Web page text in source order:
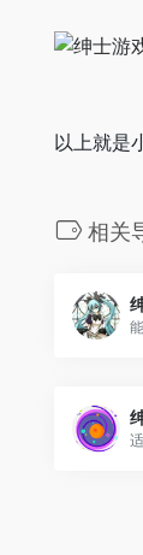
以上就是
相关